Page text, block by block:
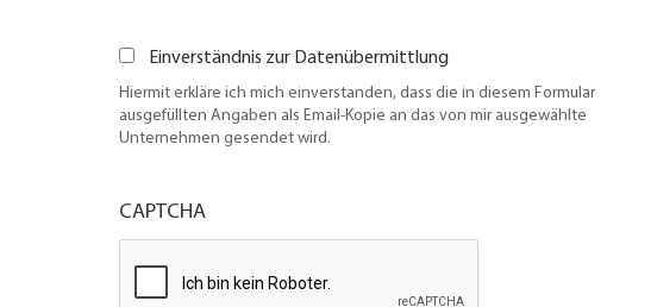
Einverständnis zur Datenübermittlung
Hiermit erkläre ich mich einverstanden, dass die in diesem Formular
ausgefüllten Angaben als Email-Kopie an das von mir ausgewählte
Unternehmen gesendet wird.
CAPTCHA